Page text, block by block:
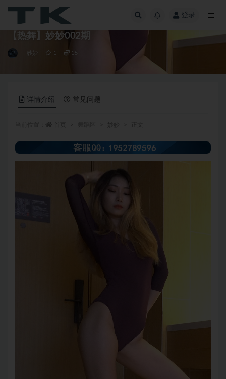
登录
【热舞】妙妙002期
妙妙 1 15
详情介绍 常见问题